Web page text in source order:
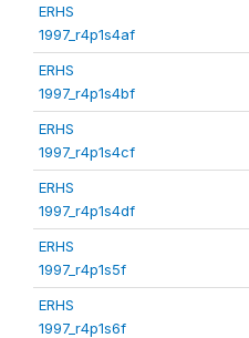
ERHS
1997_r4p1s4af
ERHS
1997_r4p1s4bf
ERHS
1997_r4p1s4cf
ERHS
1997_r4p1s4df
ERHS
1997_r4p1s5f
ERHS
1997_r4p1s6f